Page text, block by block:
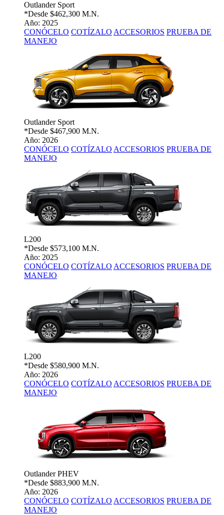
Outlander Sport
*Desde $462,300 M.N.
Año: 2025
CONÓCELO COTÍZALO ACCESORIOS PRUEBA DE
MANEJO
Outlander Sport
*Desde $467,900 M.N.
Año: 2026
CONÓCELO COTÍZALO ACCESORIOS PRUEBA DE
MANEJO
L200
*Desde $573,100 M.N.
Año: 2025
CONÓCELO COTÍZALO ACCESORIOS PRUEBA DE
MANEJO
L200
*Desde $580,900 M.N.
Año: 2026
CONÓCELO COTÍZALO ACCESORIOS PRUEBA DE
MANEJO
Outlander PHEV
*Desde $883,900 M.N.
Año: 2026
CONÓCELO COTÍZALO ACCESORIOS PRUEBA DE
MANEJO